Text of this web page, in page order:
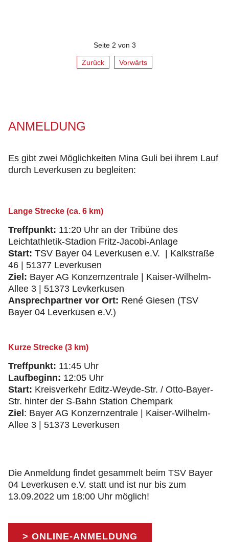
Seite 2 von 3
Zurück Vorwärts
ANMELDUNG
Es gibt zwei Möglichkeiten Mina Guli bei ihrem Lauf
durch Leverkusen zu begleiten:
Lange Strecke (ca. 6 km)
Treffpunkt: 11:20 Uhr an der Tribüne des
Leichtathletik-Stadion Fritz-Jacobi-Anlage
Start: TSV Bayer 04 Leverkusen e.V. | Kalkstraße
46 | 51377 Leverkusen
Ziel: Bayer AG Konzernzentrale | Kaiser-Wilhelm-
Allee 3 | 51373 Levkerkusen
Ansprechpartner vor Ort: René Giesen (TSV
Bayer 04 Leverkusen e.V.)
Kurze Strecke (3 km)
Treffpunkt: 11:45 Uhr
Laufbeginn: 12:05 Uhr
Start: Kreisverkehr Editz-Weyde-Str. / Otto-Bayer-
Str. hinter der S-Bahn Station Chempark
Ziel : Bayer AG Konzernzentrale | Kaiser-Wilhelm-
Allee 3 | 51373 Leverkusen
Die Anmeldung findet gesammelt beim TSV Bayer
04 Leverkusen e.V. statt und ist nur bis zum
13.09.2022 um 18:00 Uhr möglich!
> ONLINE-ANMELDUNG